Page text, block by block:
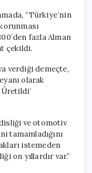
“Türkiye’nin
fazla Alman
çekildi.
verdiği demeçte,
olarak
ve otomotiv
istemeden
on yıllardır var.”